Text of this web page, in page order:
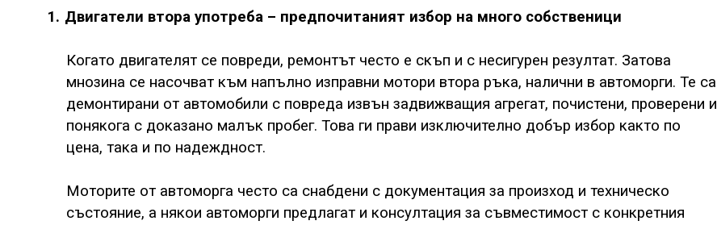
1. Двигатели втора употреба – предпочитаният избор на много собственици
Когато двигателят се повреди, ремонтът често е скъп и с несигурен резултат. Затова
мнозина се насочват към напълно изправни мотори втора ръка, налични в автоморги. Те са
демонтирани от автомобили с повреда извън задвижващия агрегат, почистени, проверени и
понякога с доказано малък пробег. Това ги прави изключително добър избор както по
цена, така и по надеждност.
Моторите от автоморга често са снабдени с документация за произход и техническо
състояние, а някои автоморги предлагат и консултация за съвместимост с конкретния